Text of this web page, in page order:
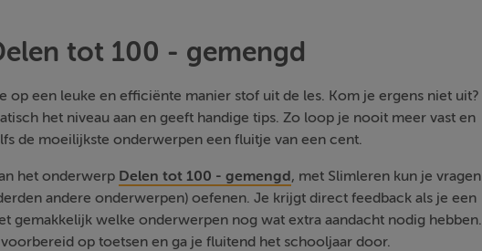
tot 100 - gemengd
op een leuke en efficiënte manier stof uit de les. Kom je ergens niet uit?
het niveau aan en geeft handige tips. Zo loop je nooit meer vast en
de moeilijkste onderwerpen een fluitje van een cent.
het onderwerp Delen tot 100 - gemengd, met Slimleren kun je vragen
andere onderwerpen) oefenen. Je krijgt direct feedback als je een
gemakkelijk welke onderwerpen nog wat extra aandacht nodig hebben.
op toetsen en ga je fluitend het schooljaar door.